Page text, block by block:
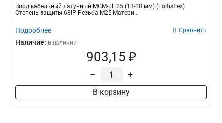
Ввод кабельный латунный MGM-DL 25 (13-18 мм) (Fortisflex)
Степень защиты 68IP Резьба M25 Матери...
Подробнее Сравнить
Наличие: В наличии
903,15 ₽
– +
В корзину